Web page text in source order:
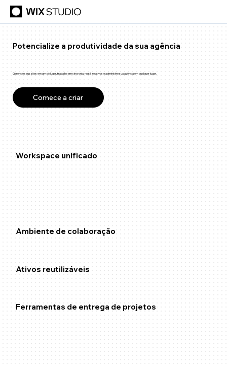
Potencialize a produtividade da sua agência
Gerencie seus sites em um só lugar, trabalhe em sincronia, reutilize ativos e administre sua agência em qualquer lugar.
Comece a criar
Workspace unificado
Ambiente de colaboração
Ativos reutilizáveis
Ferramentas de entrega de projetos